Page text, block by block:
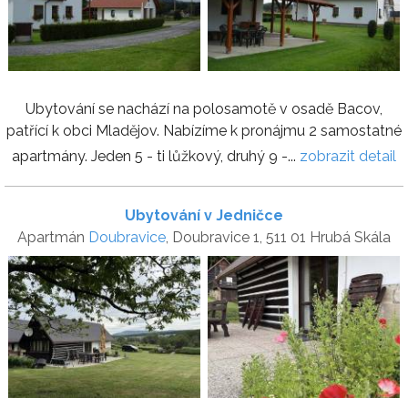
Ubytování se nachází na polosamotě v osadě Bacov,
patřící k obci Mladějov. Nabízíme k pronájmu 2 samostatné
apartmány. Jeden 5 - ti lůžkový, druhý 9 -... zobrazit detail
Ubytování v Jedničce
Apartmán Doubravice, Doubravice 1, 511 01 Hrubá Skála